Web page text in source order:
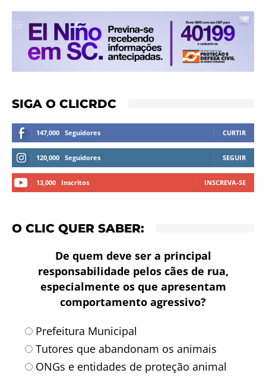
SIGA O CLICRDC
147,000 Seguidores CURTIR
120,000 Seguidores SEGUIR
13,000 Inscritos INSCREVA-SE
O CLIC QUER SABER:
De quem deve ser a principal
responsabilidade pelos cães de rua,
especialmente os que apresentam
comportamento agressivo?
Prefeitura Municipal
Tutores que abandonam os animais
ONGs e entidades de proteção animal